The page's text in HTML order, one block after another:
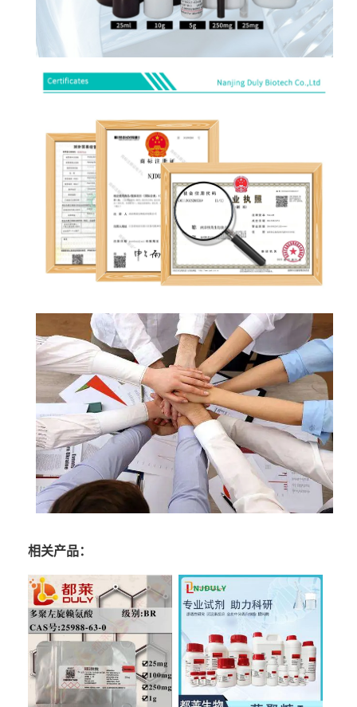
相关产品：